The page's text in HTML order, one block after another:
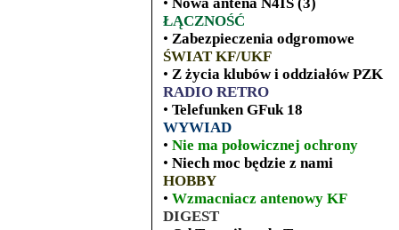
ŁĄCZNOŚĆ
• Zabezpieczenia odgromowe
ŚWIAT KF/UKF
• Z życia klubów i oddziałów PZK
RADIO RETRO
• Telefunken GFuk 18
WYWIAD
• Nie ma połowicznej ochrony
• Niech moc będzie z nami
HOBBY
• Wzmacniacz antenowy KF
DIGEST